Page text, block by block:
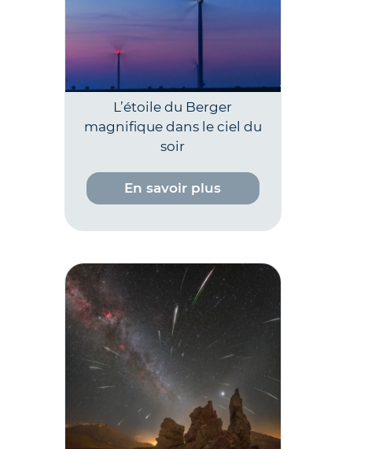
L’étoile du Berger
magnifique dans le ciel du
soir
En savoir plus